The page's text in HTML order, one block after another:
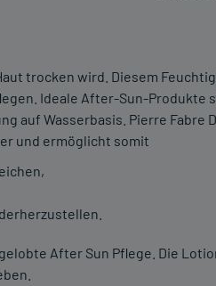
trocken wird. Diesem
Ideale After-Sun-
auf Wasserbasis. Pierre
und ermöglicht somit
After Sun Pflege. Die